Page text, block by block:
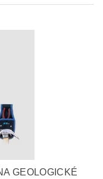
GEOLOGICKÉ